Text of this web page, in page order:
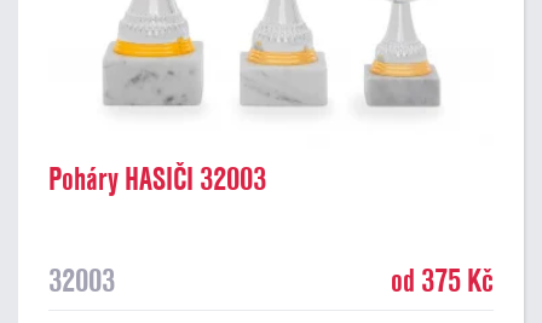
Poháry HASIČI 32003
32003 od 375 Kč